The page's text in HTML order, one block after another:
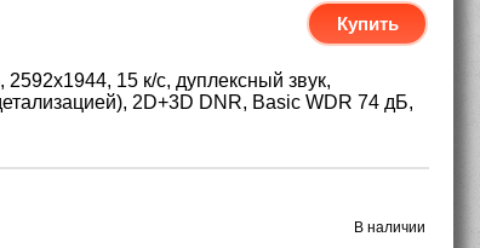
Купить
15 к/с, дуплексный звук,
2D+3D DNR, Basic WDR 74 дБ,
В наличии